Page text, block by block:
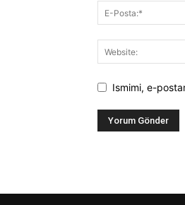
Ismimi, e-